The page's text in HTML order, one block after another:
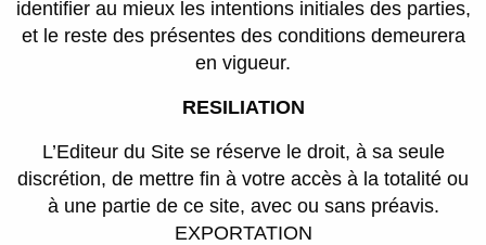
identifier au mieux les intentions initiales des parties,
et le reste des présentes des conditions demeurera
en vigueur.
RESILIATION
L’Editeur du Site se réserve le droit, à sa seule
discrétion, de mettre fin à votre accès à la totalité ou
à une partie de ce site, avec ou sans préavis.
EXPORTATION